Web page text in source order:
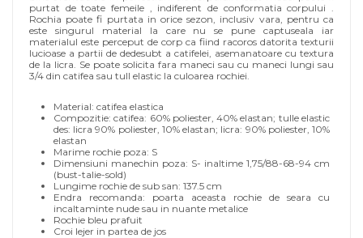
purtat de toate femeile , indiferent de conformatia corpului .
Rochia poate fi purtata in orice sezon, inclusiv vara, pentru ca
este singurul material la care nu se pune captuseala iar
materialul este perceput de corp ca fiind racoros datorita texturii
lucioase a partii de dedesubt a catifelei, asemanatoare cu textura
de la licra. Se poate solicita fara maneci sau cu maneci lungi sau
3/4 din catifea sau tull elastic la culoarea rochiei.
Material: catifea elastica
Compozitie: catifea: 60% poliester, 40% elastan; tulle elastic
des: licra 90% poliester, 10% elastan; licra: 90% poliester, 10%
elastan
Marime rochie poza: S
Dimensiuni manechin poza: S- inaltime 1,75/88-68-94 cm
(bust-talie-sold)
Lungime rochie de sub san: 137.5 cm
Endra recomanda: poarta aceasta rochie de seara cu
incaltaminte nude sau in nuante metalice
Rochie bleu prafuit
Croi lejer in partea de jos